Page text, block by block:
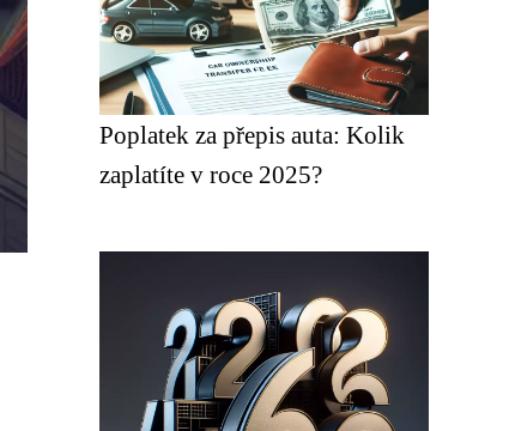
Poplatek za přepis auta: Kolik
zaplatíte v roce 2025?